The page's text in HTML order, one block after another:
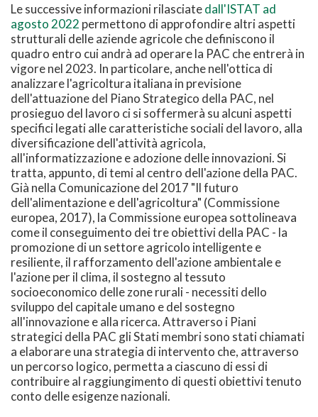
Le successive informazioni rilasciatedall'ISTAT ad
agosto 2022 permettono di approfondire altri aspetti
strutturali delle aziende agricole che definiscono il
quadro entro cui andrà ad operare la PAC che entrerà in
vigore nel 2023. In particolare, anche nell'ottica di
analizzare l'agricoltura italiana in previsione
dell'attuazione del Piano Strategico della PAC, nel
prosieguo del lavoro ci si soffermerà su alcuni aspetti
specifici legati alle caratteristiche sociali del lavoro, alla
diversificazione dell'attività agricola,
all'informatizzazione e adozione delle innovazioni. Si
tratta, appunto, di temi al centro dell'azione della PAC.
Già nella Comunicazione del 2017 "Il futuro
dell'alimentazione e dell'agricoltura" (Commissione
europea, 2017), la Commissione europea sottolineava
come il conseguimento dei tre obiettivi della PAC - la
promozione di un settore agricolo intelligente e
resiliente, il rafforzamento dell'azione ambientale e
l'azione per il clima, il sostegno al tessuto
socioeconomico delle zone rurali - necessiti dello
sviluppo del capitale umano e del sostegno
all'innovazione e alla ricerca. Attraverso i Piani
strategici della PAC gli Stati membri sono stati chiamati
a elaborare una strategia di intervento che, attraverso
un percorso logico, permetta a ciascuno di essi di
contribuire al raggiungimento di questi obiettivi tenuto
conto delle esigenze nazionali.